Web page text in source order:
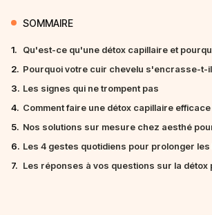
SOMMAIRE
1.
Qu'est-ce qu'une détox capillaire et
2. Pourquoi votre cuir chevelu s'encrasse-t-il
3. Les signes qui ne trompent pas
4. Comment faire une détox capillaire efficace
5. Nos solutions sur mesure chez aesthé
6. Les 4 gestes quotidiens pour prolonger les
7. Les réponses à vos questions sur la détox